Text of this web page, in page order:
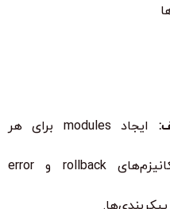
ایجاد modules برای هر
پیاده‌سازی مکانیزم‌های rollback و error